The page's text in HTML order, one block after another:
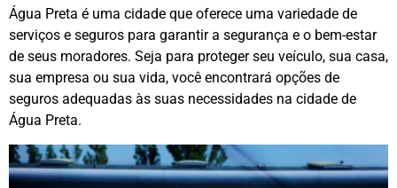
Água Preta é uma cidade que oferece uma variedade de
serviços e seguros para garantir a segurança e o bem-estar
de seus moradores. Seja para proteger seu veículo, sua casa,
sua empresa ou sua vida, você encontrará opções de
seguros adequadas às suas necessidades na cidade de
Água Preta.